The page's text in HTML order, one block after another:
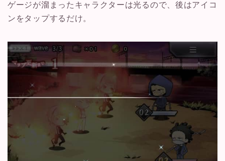
ゲージが溜まったキャラクターは光るので、後はアイコ
ンをタップするだけ。